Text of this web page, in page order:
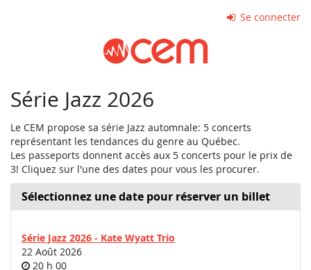
Se connecter
Série Jazz 2026
Le CEM propose sa série Jazz automnale: 5 concerts
représentant les tendances du genre au Québec.
Les passeports donnent accès aux 5 concerts pour le prix de
3! Cliquez sur l'une des dates pour vous les procurer.
Sélectionnez une date pour réserver un billet
Série Jazz 2026 - Kate Wyatt Trio
22 Août 2026
Heure
20 h 00